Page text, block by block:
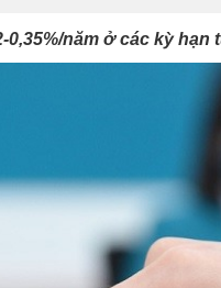
năm ở các kỳ hạn